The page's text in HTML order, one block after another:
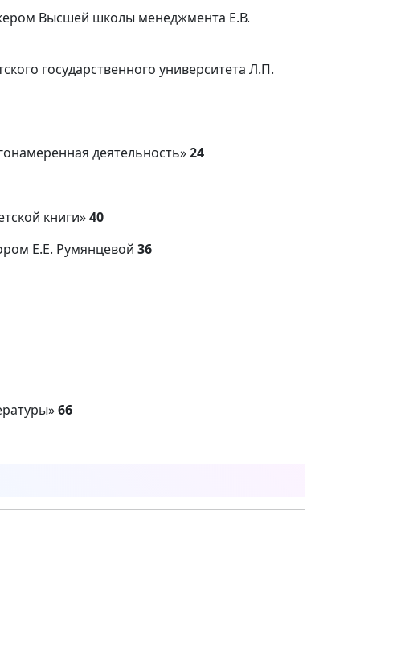
Высшей школы менеджмента Е.В.
государственного университета Л.П.
деятельность»24
книги»40
Е.Е. Румянцевой 36
66